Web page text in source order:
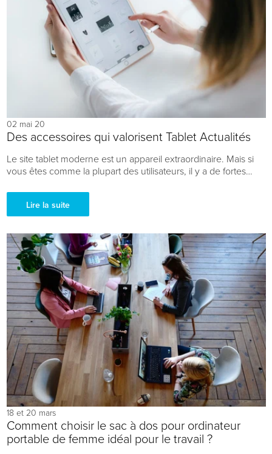
02 mai 20
Des accessoires qui valorisent Tablet Actualités
Le site tablet moderne est un appareil extraordinaire. Mais si
vous êtes comme la plupart des utilisateurs, il y a de fortes
potentiel. Pour vous aider ...
Lire la suite
18 et 20 mars
Comment choisir le sac à dos pour ordinateur
portable de femme idéal pour le travail ?